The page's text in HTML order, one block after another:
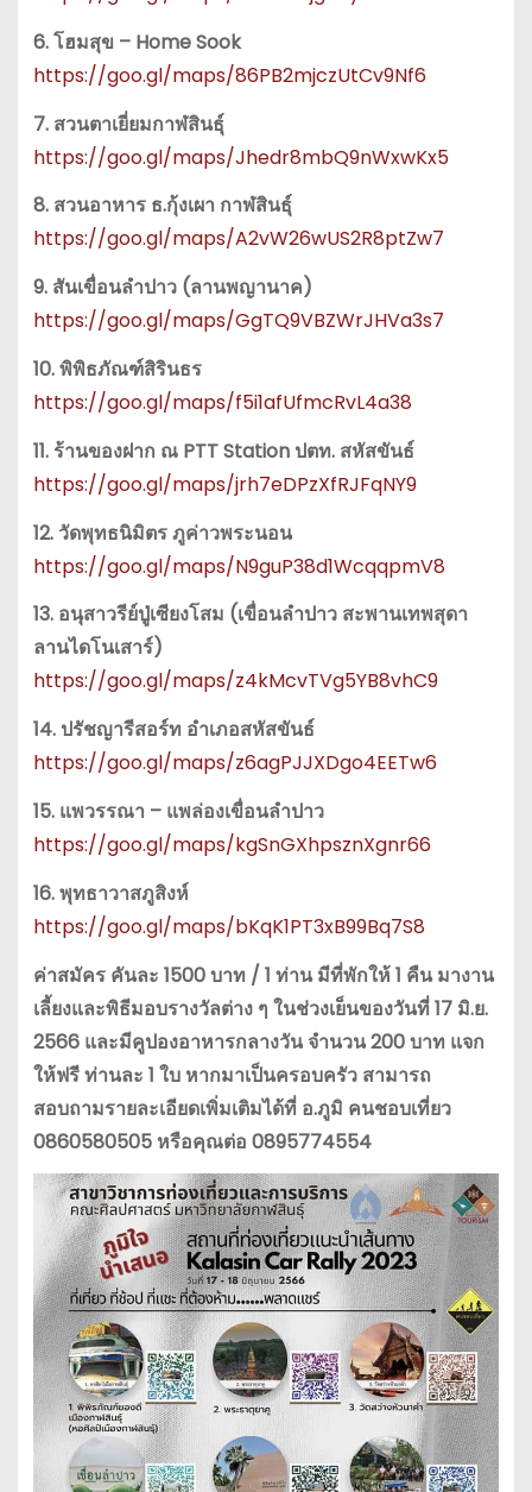
6. โฮมสุข – Home Sook
https://goo.gl/maps/86PB2mjczUtCv9Nf6
7. สวนตาเยี่ยมกาฬสินธุ์
https://goo.gl/maps/Jhedr8mbQ9nWxwKx5
8. สวนอาหาร ธ.กุ้งเผา กาฬสินธุ์
https://goo.gl/maps/A2vW26wUS2R8ptZw7
9. สันเขื่อนลำปาว (ลานพญานาค)
https://goo.gl/maps/GgTQ9VBZWrJHVa3s7
10. พิพิธภัณฑ์สิรินธร
https://goo.gl/maps/f5i1afUfmcRvL4a38
11. ร้านของฝาก ณ PTT Station ปตท. สหัสขันธ์
https://goo.gl/maps/jrh7eDPzXfRJFqNY9
12. วัดพุทธนิมิตร ภูค่าวพระนอน
https://goo.gl/maps/N9guP38d1WcqqpmV8
13. อนุสาวรีย์ปู่เซียงโสม (เขื่อนลำปาว สะพานเทพสุดา
ลานไดโนเสาร์)
https://goo.gl/maps/z4kMcvTVg5YB8vhC9
14. ปรัชญารีสอร์ท อำเภอสหัสขันธ์
https://goo.gl/maps/z6agPJJXDgo4EETw6
15. แพวรรณา – แพล่องเขื่อนลำปาว
https://goo.gl/maps/kgSnGXhpsznXgnr66
16. พุทธาวาสภูสิงห์
https://goo.gl/maps/bKqK1PT3xB99Bq7S8
ค่าสมัคร คันละ 1500 บาท / 1 ท่าน มีที่พักให้ 1 คืน มางาน
เลี้ยงและพิธีมอบรางวัลต่าง ๆ ในช่วงเย็นของวันที่ 17 มิ.ย.
2566 และมีคูปองอาหารกลางวัน จำนวน 200 บาท แจก
ให้ฟรี ท่านละ 1 ใบ หากมาเป็นครอบครัว สามารถ
สอบถามรายละเอียดเพิ่มเติมได้ที่ อ.ภูมิ คนชอบเที่ยว
0860580505 หรือคุณต่อ 0895774554